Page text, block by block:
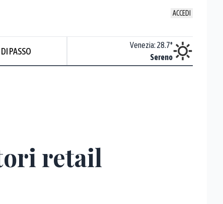
ACCEDI
PASSO
Nuvoloso
Venezia: 28.7°
Sereno
retail